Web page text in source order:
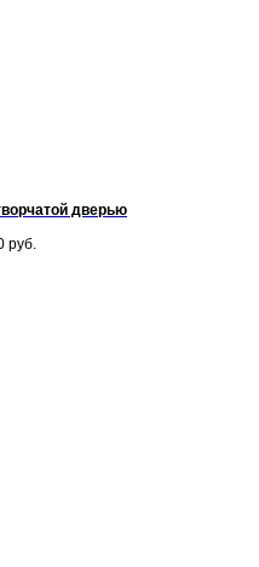
дверью
руб.